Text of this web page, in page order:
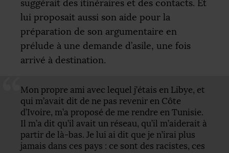
suggérait des itinéraires et des contacts. Et
lui proposait aussi son aide pour la
préparation de son argumentaire en
prélude à une demande d’asile, une fois
arrivé à destination.
Mon propre ami avec lequel j’étais en Libye, et
qui m’avait dit de ne pas revenir en Côte
d’Ivoire, m’a proposé de me rendre en Tunisie.
Il m’a dit qu’il avait un réseau, qu’il m’aiderait à
partir de là-bas. Je lui ai dit que je n’irai plus
jamais dans ces pays : ce sont des racistes, ces